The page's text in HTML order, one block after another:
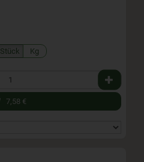
Stück Kg
7,58 €